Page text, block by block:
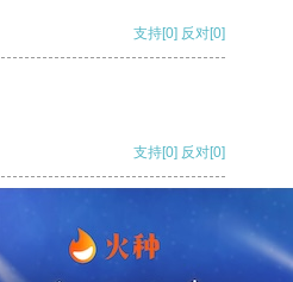
支持[0] 反对[0]
支持[0] 反对[0]